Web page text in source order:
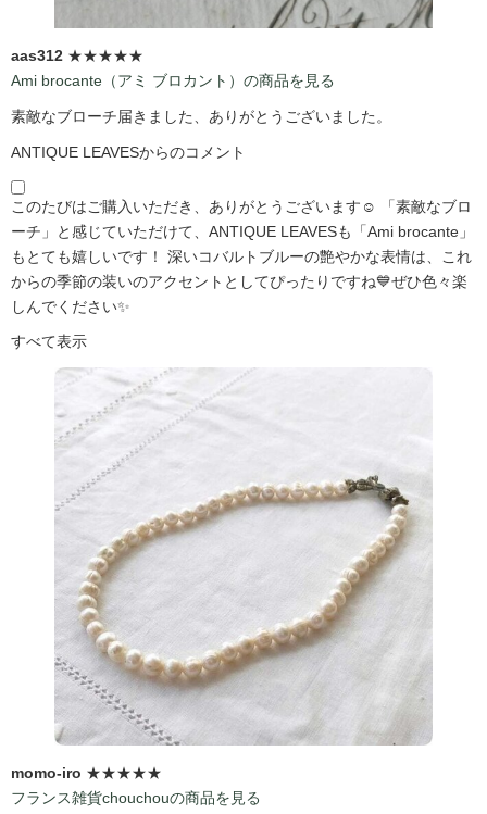
aas312 ★★★★★
Ami brocante（アミ ブロカント）の商品を見る
素敵なブローチ届きました、ありがとうございました。
ANTIQUE LEAVESからのコメント
このたびはご購入いただき、ありがとうございます☺️ 「素敵なブロ
ーチ」と感じていただけて、ANTIQUE LEAVESも「Ami brocante」
もとても嬉しいです！ 深いコバルトブルーの艶やかな表情は、これ
からの季節の装いのアクセントとしてぴったりですね💙ぜひ色々楽
しんでください✨
すべて表示
momo-iro ★★★★★
フランス雑貨chouchouの商品を見る